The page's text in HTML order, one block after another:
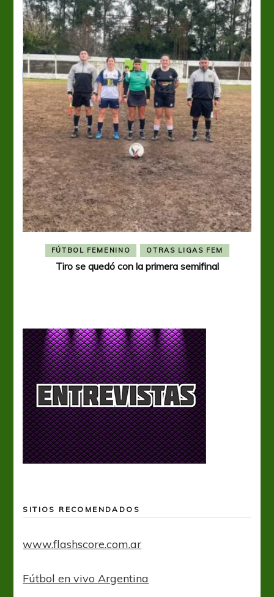
FÚTBOL FEMENINO OTRAS LIGAS FEM
Tiro se quedó con la primera semifinal
SITIOS RECOMENDADOS
www.flashscore.com.ar
Fútbol en vivo Argentina